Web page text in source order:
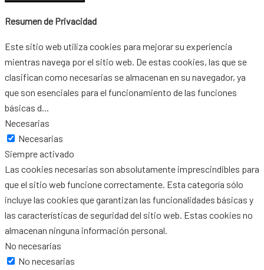
Resumen de Privacidad
Este sitio web utiliza cookies para mejorar su experiencia
mientras navega por el sitio web. De estas cookies, las que se
clasifican como necesarias se almacenan en su navegador, ya
que son esenciales para el funcionamiento de las funciones
básicas d...
Necesarias
Necesarias
Siempre activado
Las cookies necesarias son absolutamente imprescindibles para
que el sitio web funcione correctamente. Esta categoría sólo
incluye las cookies que garantizan las funcionalidades básicas y
las características de seguridad del sitio web. Estas cookies no
almacenan ninguna información personal.
No necesarias
No necesarias